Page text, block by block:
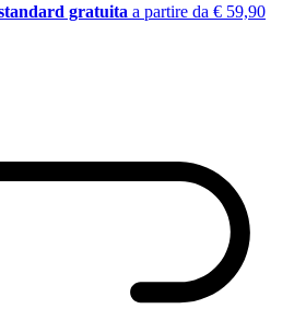
gratuita a partire da € 59,90